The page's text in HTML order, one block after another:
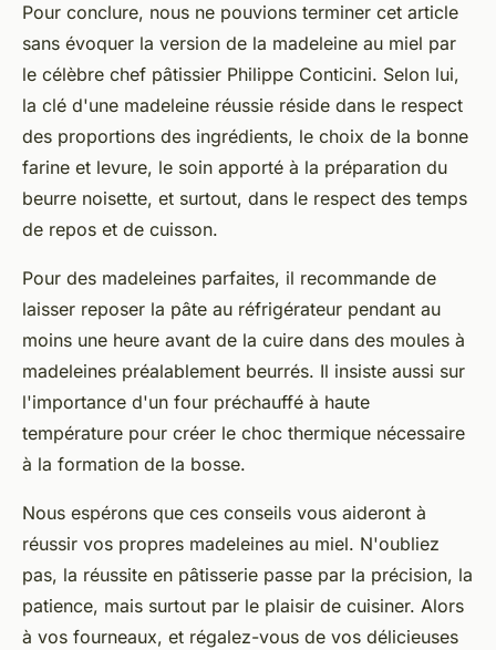
Pour conclure, nous ne pouvions terminer cet article
sans évoquer la version de la madeleine au miel par
le célèbre chef pâtissier Philippe Conticini. Selon lui,
la clé d'une madeleine réussie réside dans le respect
des proportions des ingrédients, le choix de la bonne
farine et levure, le soin apporté à la préparation du
beurre noisette, et surtout, dans le respect des temps
de repos et de cuisson.
Pour des madeleines parfaites, il recommande de
laisser reposer la pâte au réfrigérateur pendant au
moins une heure avant de la cuire dans des moules à
madeleines préalablement beurrés. Il insiste aussi sur
l'importance d'un four préchauffé à haute
température pour créer le choc thermique nécessaire
à la formation de la bosse.
Nous espérons que ces conseils vous aideront à
réussir vos propres madeleines au miel. N'oubliez
pas, la réussite en pâtisserie passe par la précision, la
patience, mais surtout par le plaisir de cuisiner. Alors
à vos fourneaux, et régalez-vous de vos délicieuses